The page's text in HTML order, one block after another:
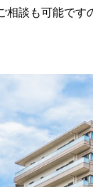
相談も可能です